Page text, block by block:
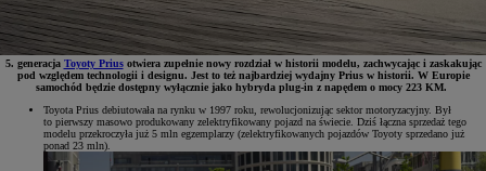
5. generacja Toyoty Priusotwiera zupełnie nowy rozdział w historii modelu, zachwycając i zaskakując
pod względem technologii i designu. Jest to też najbardziej wydajny Prius w historii. W Europie
samochód będzie dostępny wyłącznie jako hybryda plug-in z napędem o mocy 223 KM.
Toyota Prius debiutowała na rynku w 1997 roku, rewolucjonizując sektor motoryzacyjny. Był
to pierwszy masowo produkowany zelektryfikowany pojazd na świecie. Dziś łączna sprzedaż tego
modelu przekroczyła już 5 mln egzemplarzy (zelektryfikowanych pojazdów Toyoty sprzedano już
ponad 23 mln).